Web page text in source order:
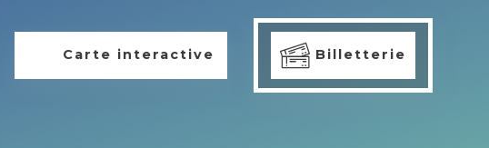
Carte interactive Billetterie